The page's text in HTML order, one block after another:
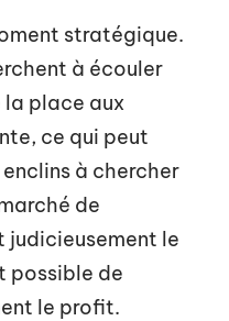
stratégique.
à écouler
la place aux
ce qui peut
à chercher
de
judicieusement le
possible de
le profit.